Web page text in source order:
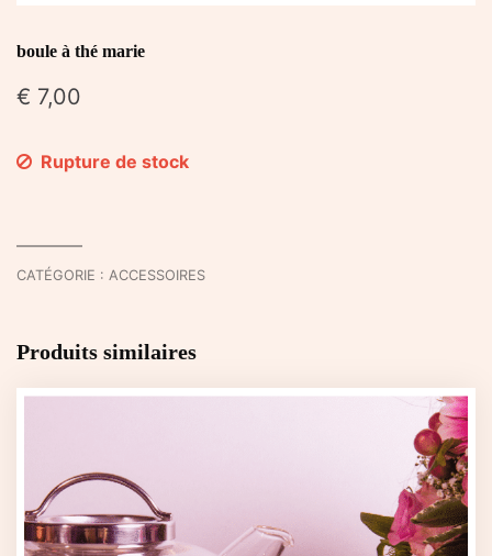
boule à thé marie
€ 7,00
Rupture de stock
CATÉGORIE : ACCESSOIRES
Produits similaires